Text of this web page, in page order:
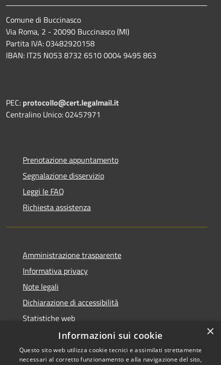
Comune di Buccinasco
Via Roma, 2 - 20090 Buccinasco (MI)
Partita IVA: 03482920158
IBAN: IT25 N053 8732 6510 0004 9495 863
PEC: protocollo@cert.legalmail.it
Centralino Unico: 02457971
Prenotazione appuntamento
Segnalazione disservizio
Leggi le FAQ
Richiesta assistenza
Amministrazione trasparente
Informativa privacy
Note legali
Dichiarazione di accessibilità
Statistiche web
×
Informazioni sui cookie
Questo sito web utilizza cookie tecnici e assimilati strettamente
necessari al corretto funzionamento e alla navigazione del sito,